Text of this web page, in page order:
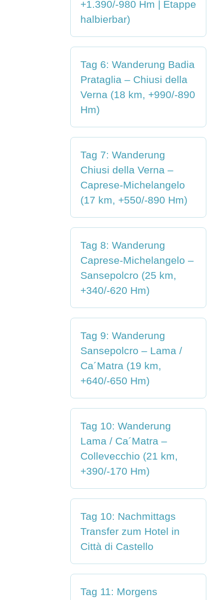
+1.390/-980 Hm | Etappe
halbierbar)
Tag 6: Wanderung Badia
Prataglia – Chiusi della
Verna (18 km, +990/-890
Hm)
Tag 7: Wanderung
Chiusi della Verna –
Caprese-Michelangelo
(17 km, +550/-890 Hm)
Tag 8: Wanderung
Caprese-Michelangelo –
Sansepolcro (25 km,
+340/-620 Hm)
Tag 9: Wanderung
Sansepolcro – Lama /
Ca´Matra (19 km,
+640/-650 Hm)
Tag 10: Wanderung
Lama / Ca´Matra –
Collevecchio (21 km,
+390/-170 Hm)
Tag 10: Nachmittags
Transfer zum Hotel in
Città di Castello
Tag 11: Morgens